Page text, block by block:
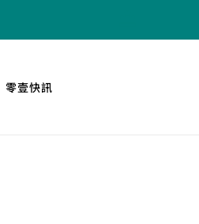
零壹快訊